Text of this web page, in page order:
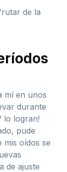
de la
mí en unos
durante
lo logran!
pude
mis oídos se
de ajuste